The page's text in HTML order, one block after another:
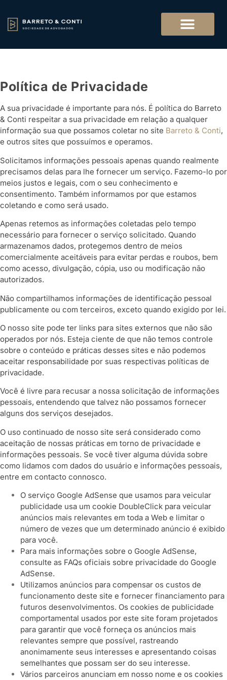
Política de Privacidade
A sua privacidade é importante para nós. É política do Barreto
& Conti respeitar a sua privacidade em relação a qualquer
informação sua que possamos coletar no site Barreto & Conti,
e outros sites que possuímos e operamos.
Solicitamos informações pessoais apenas quando realmente
precisamos delas para lhe fornecer um serviço. Fazemo-lo por
meios justos e legais, com o seu conhecimento e
consentimento. Também informamos por que estamos
coletando e como será usado.
Apenas retemos as informações coletadas pelo tempo
necessário para fornecer o serviço solicitado. Quando
armazenamos dados, protegemos dentro de meios
comercialmente aceitáveis ​​para evitar perdas e roubos, bem
como acesso, divulgação, cópia, uso ou modificação não
autorizados.
Não compartilhamos informações de identificação pessoal
publicamente ou com terceiros, exceto quando exigido por lei.
O nosso site pode ter links para sites externos que não são
operados por nós. Esteja ciente de que não temos controle
sobre o conteúdo e práticas desses sites e não podemos
aceitar responsabilidade por suas respectivas políticas de
privacidade.
Você é livre para recusar a nossa solicitação de informações
pessoais, entendendo que talvez não possamos fornecer
alguns dos serviços desejados.
O uso continuado de nosso site será considerado como
aceitação de nossas práticas em torno de privacidade e
informações pessoais. Se você tiver alguma dúvida sobre
como lidamos com dados do usuário e informações pessoais,
entre em contacto connosco.
O serviço Google AdSense que usamos para veicular
publicidade usa um cookie DoubleClick para veicular
anúncios mais relevantes em toda a Web e limitar o
número de vezes que um determinado anúncio é exibido
para você.
Para mais informações sobre o Google AdSense,
consulte as FAQs oficiais sobre privacidade do Google
AdSense.
Utilizamos anúncios para compensar os custos de
funcionamento deste site e fornecer financiamento para
futuros desenvolvimentos. Os cookies de publicidade
comportamental usados ​​por este site foram projetados
para garantir que você forneça os anúncios mais
relevantes sempre que possível, rastreando
anonimamente seus interesses e apresentando coisas
semelhantes que possam ser do seu interesse.
Vários parceiros anunciam em nosso nome e os cookies